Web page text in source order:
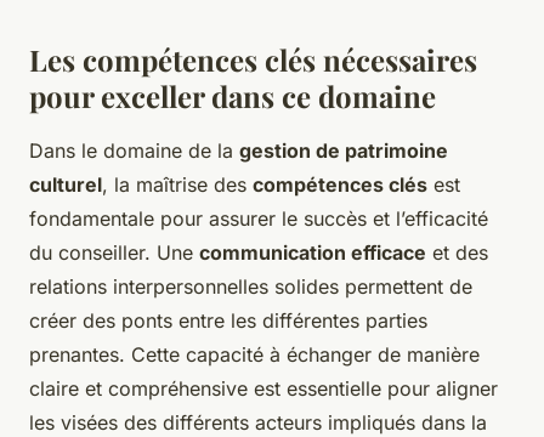
Les compétences clés nécessaires
pour exceller dans ce domaine
Dans le domaine de la gestion de patrimoine
culturel, la maîtrise des compétences clés est
fondamentale pour assurer le succès et l’efficacité
du conseiller. Une communication efficace et des
relations interpersonnelles solides permettent de
créer des ponts entre les différentes parties
prenantes. Cette capacité à échanger de manière
claire et compréhensive est essentielle pour aligner
les visées des différents acteurs impliqués dans la